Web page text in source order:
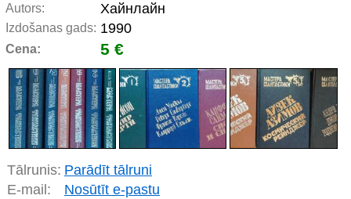
Autors: Хайнлайн
Izdošanas gads: 1990
Cena: 5 €
Tālrunis: Parādīt tālruni
E-mail:
Nosūtīt e-pastu